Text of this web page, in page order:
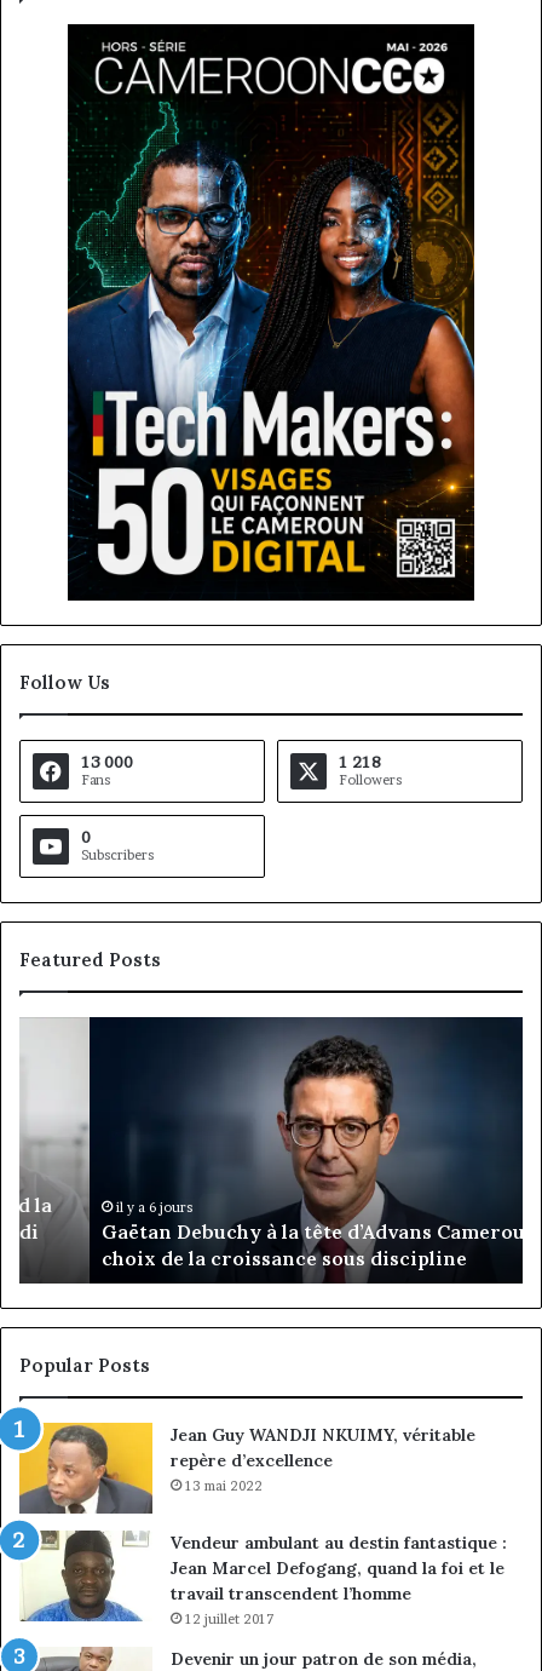
Follow Us
13 000
Fans
1 218
Followers
0
Subscribers
Featured Posts
Cameroun
:
le
de
la
croissance
sous
il y a 6 jours
Gaëtan Debuchy à la tête d’Advans Cameroun : le
choix de la croissance sous discipline
de
à
la
Popular Posts
Jean Guy WANDJI NKUIMY, véritable
repère d’excellence
13 mai 2022
Vendeur ambulant au destin fantastique :
Jean Marcel Defogang, quand la foi et le
travail transcendent l’homme
12 juillet 2017
Devenir un jour patron de son média,